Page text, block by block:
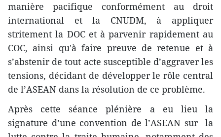
manière pacifique ​conformément au droit
international et la CNUDM, à appliquer
stritement la DOC et à parvenir rapidement au
COC, ainsi qu'à faire preuve de retenue et à
s’abstenir de tout acte susceptible d’aggraver les
tensions, décidant de développer le rôle central
de l’ASEAN dans la résolution de ce problème.
Après ​cette séance plénière a eu lieu la
signature d’une convention de l’ASEAN sur la